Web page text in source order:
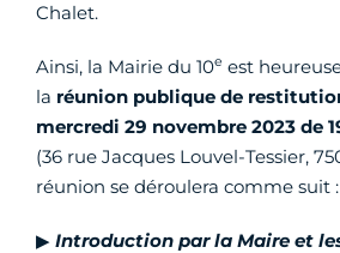
Chalet.
Ainsi, la Mairie du 10e est
la réunion publique de
mercredi 29 novembre 2023 de
(36 rue Jacques Louvel-Tessier,
réunion se déroulera comme suit :
▶ Introduction par la Maire et les